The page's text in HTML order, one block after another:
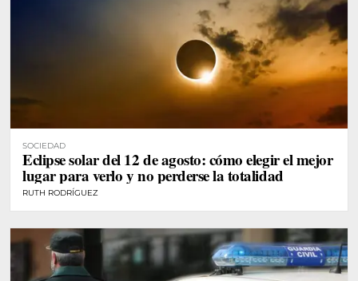
SOCIEDAD
Eclipse solar del 12 de agosto: cómo elegir el mejor
lugar para verlo y no perderse la totalidad
RUTH RODRÍGUEZ